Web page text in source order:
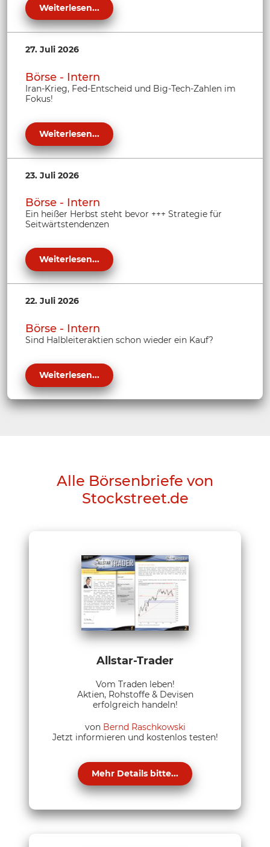
Weiterlesen...
27. Juli 2026
Börse - Intern
Iran-Krieg, Fed-Entscheid und Big-Tech-Zahlen im
Fokus!
Weiterlesen...
23. Juli 2026
Börse - Intern
Ein heißer Herbst steht bevor +++ Strategie für
Seitwärtstendenzen
Weiterlesen...
22. Juli 2026
Börse - Intern
Sind Halbleiteraktien schon wieder ein Kauf?
Weiterlesen...
Alle Börsenbriefe von
Stockstreet.de
Allstar-Trader
Vom Traden leben!
Aktien, Rohstoffe & Devisen
erfolgreich handeln!
von Bernd Raschkowski
Jetzt informieren und kostenlos testen!
Mehr Details bitte...